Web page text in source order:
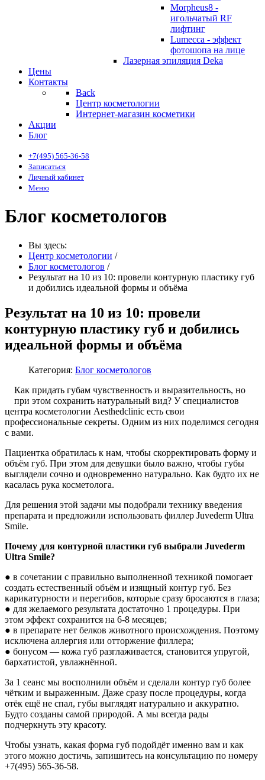
Morpheus8 -
игольчатый RF
лифтинг
Lumecca - эффект
фотошопа на лице
Лазерная эпиляция Deka
Цены
Контакты
Back
Центр косметологии
Интернет-магазин косметики
Акции
Блог
+7(495) 565-36-58
Записаться
Личный кабинет
Меню
Блог косметологов
Вы здесь:
Центр косметологии /
Блог косметологов /
Результат на 10 из 10: провели контурную пластику губ
и добились идеальной формы и объёма
Результат на 10 из 10: провели
контурную пластику губ и добились
идеальной формы и объёма
Категория: Блог косметологов
Как придать губам чувственность и выразительность, но
при этом сохранить натуральный вид? У специалистов
центра косметологии Aesthedclinic есть свои
профессиональные секреты. Одним из них поделимся сегодня
с вами.
Пациентка обратилась к нам, чтобы скорректировать форму и
объём губ. При этом для девушки было важно, чтобы губы
выглядели сочно и одновременно натурально. Как будто их не
касалась рука косметолога.
Для решения этой задачи мы подобрали технику введения
препарата и предложили использовать филлер Juvederm Ultra
Smile.
Почему для контурной пластики губ выбрали Juvederm
Ultra Smile?
● в сочетании с правильно выполненной техникой помогает
создать естественный объём и изящный контур губ. Без
карикатурности и перегибов, которые сразу бросаются в глаза;
● для желаемого результата достаточно 1 процедуры. При
этом эффект сохранится на 6-8 месяцев;
● в препарате нет белков животного происхождения. Поэтому
исключена аллергия или отторжение филлера;
● бонусом — кожа губ разглаживается, становится упругой,
бархатистой, увлажнённой.
За 1 сеанс мы восполнили объём и сделали контур губ более
чётким и выраженным. Даже сразу после процедуры, когда
отёк ещё не спал, губы выглядят натурально и аккуратно.
Будто созданы самой природой. А мы всегда рады
подчеркнуть эту красоту.
Чтобы узнать, какая форма губ подойдёт именно вам и как
этого можно достичь, запишитесь на консультацию по номеру
+7(495) 565-36-58.